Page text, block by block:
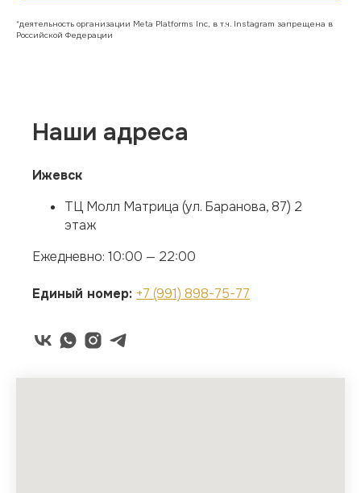
*деятельность организации Meta Platforms Inc, в т.ч. Instagram запрещена в
Российской Федерации
Наши адреса
Ижевск
ТЦ Молл Матрица (ул. Баранова, 87) 2
этаж
Ежедневно: 10:00 — 22:00
Единый номер: +7 (991) 898-75-77